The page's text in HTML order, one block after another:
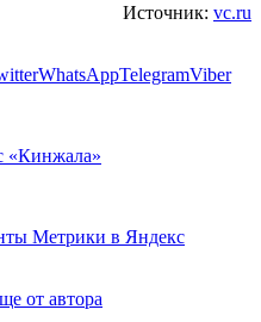
Источник: vc.ru
WhatsAppTelegramViber
«Кинжала»
Метрики в Яндекс
от автора